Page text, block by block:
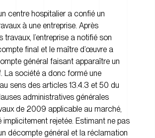
centre hospitalier a confié un
à une entreprise. Après
travaux, l’entreprise a notifié son
final et le maître d’œuvre a
général faisant apparaître un
La société a donc formé une
sens des articles 13.4.3 et 50 du
administratives générales
de 2009 applicable au marché,
implicitement rejetée. Estimant ne pas
décompte général et la réclamation